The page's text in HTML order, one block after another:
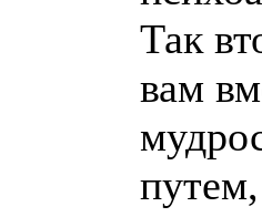
Так
вам